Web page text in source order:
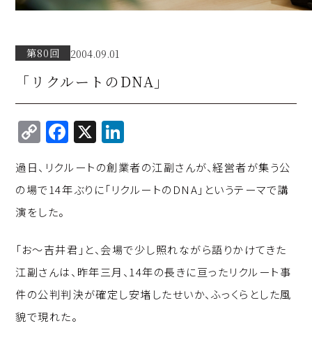
第80回 2004.09.01
「リクルートのDNA」
C
o
p
y
Li
n
k
F
a
c
e
o
o
k
X
n
k
e
I
n
過日、リクルートの創業者の江副さんが、経営者が集う公
の場で14年ぶりに「リクルートのDNA」というテーマで講
演をした。
「お～吉井君」と、会場で少し照れながら語りかけてきた
江副さんは、昨年三月、14年の長きに亘ったリクルート事
件の公判判決が確定し安堵したせいか、ふっくらとした風
貌で現れた。